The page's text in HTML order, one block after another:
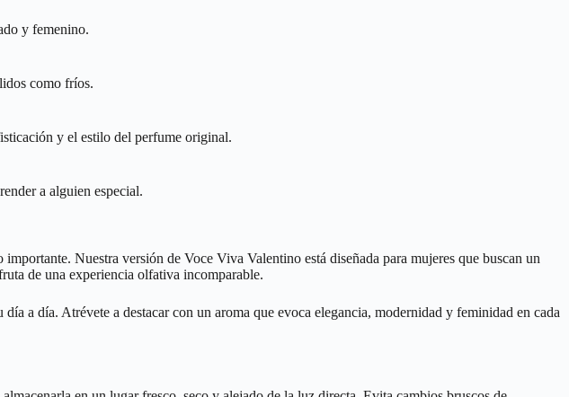
y femenino.
como fríos.
y el estilo del perfume original.
a alguien especial.
Nuestra versión de Voce Viva Valentino está diseñada para mujeres que buscan un
de una experiencia olfativa incomparable.
a día. Atrévete a destacar con un aroma que evoca elegancia, modernidad y feminidad en cada